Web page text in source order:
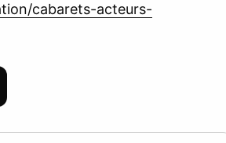
cabarets-acteurs-